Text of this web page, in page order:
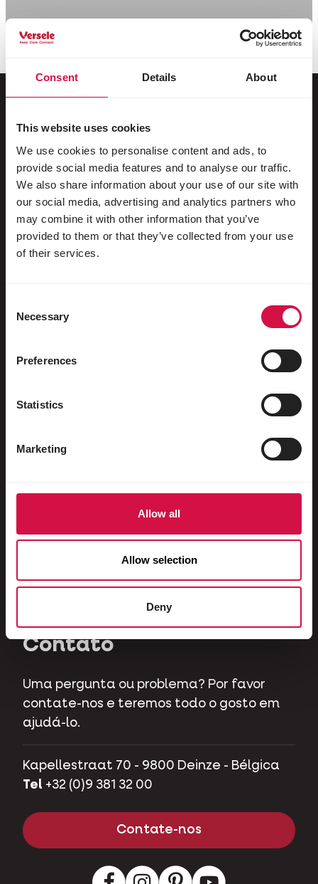
Consent Details About
This website uses cookies
We use cookies to personalise content and ads, to
provide social media features and to analyse our traffic.
We also share information about your use of our site with
our social media, advertising and analytics partners who
may combine it with other information that you’ve
provided to them or that they’ve collected from your use
of their services.
Selection
Necessary
Preferences
Statistics
Marketing
Allow all
Allow selection
Deny
Para o seu animal
Pássaros de gaiola e de aviário
Pássaros na natureza
Aves pernaltas e ratitas
Aves aquáticas
Coelhos
Gatos
Porcos de estimação
Contato
Uma pergunta ou problema? Por favor
contate-nos e teremos todo o gosto em
ajudá-lo.
Kapellestraat 70 - 9800 Deinze - Bélgica
Tel +32 (0)9 381 32 00
Contate-nos
FacebookInstagram
LinkedInYoutube